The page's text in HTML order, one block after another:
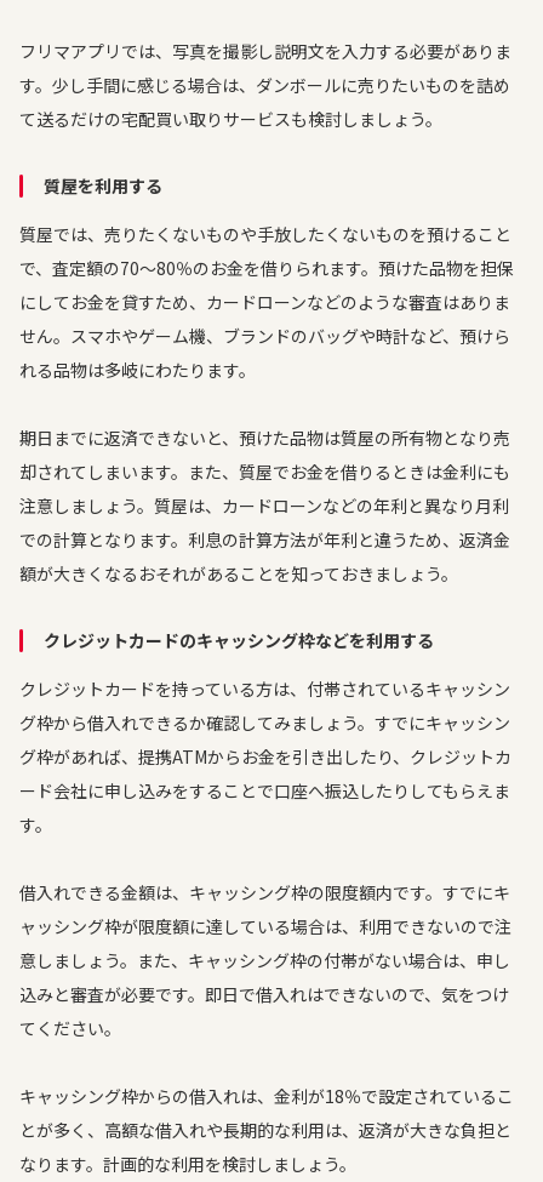
フリマアプリでは、写真を撮影し説明文を入力する必要がありま
す。少し手間に感じる場合は、ダンボールに売りたいものを詰め
て送るだけの宅配買い取りサービスも検討しましょう。
質屋を利用する
質屋では、売りたくないものや手放したくないものを預けること
で、査定額の70～80％のお金を借りられます。預けた品物を担保
にしてお金を貸すため、カードローンなどのような審査はありま
せん。スマホやゲーム機、ブランドのバッグや時計など、預けら
れる品物は多岐にわたります。
期日までに返済できないと、預けた品物は質屋の所有物となり売
却されてしまいます。また、質屋でお金を借りるときは金利にも
注意しましょう。質屋は、カードローンなどの年利と異なり月利
での計算となります。利息の計算方法が年利と違うため、返済金
額が大きくなるおそれがあることを知っておきましょう。
クレジットカードのキャッシング枠などを利用する
クレジットカードを持っている方は、付帯されているキャッシン
グ枠から借入れできるか確認してみましょう。すでにキャッシン
グ枠があれば、提携ATMからお金を引き出したり、クレジットカ
ード会社に申し込みをすることで口座へ振込したりしてもらえま
す。
借入れできる金額は、キャッシング枠の限度額内です。すでにキ
ャッシング枠が限度額に達している場合は、利用できないので注
意しましょう。また、キャッシング枠の付帯がない場合は、申し
込みと審査が必要です。即日で借入れはできないので、気をつけ
てください。
キャッシング枠からの借入れは、金利が18％で設定されているこ
とが多く、高額な借入れや長期的な利用は、返済が大きな負担と
なります。計画的な利用を検討しましょう。